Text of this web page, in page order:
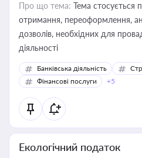
Про що тема: Тема стосується
отримання, переоформлення,
дозволів, необхідних для
діяльності
Банківська діяльність
Фінансові послуги
+5
Екологічний податок